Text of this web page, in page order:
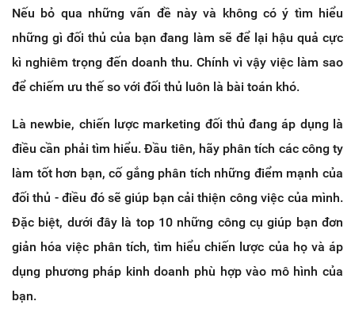
Nếu bỏ qua những vấn đề này và không có ý tìm hiểu
những gì đối thủ của bạn đang làm sẽ để lại hậu quả cực
kì nghiêm trọng đến doanh thu. Chính vì vậy việc làm sao
để chiếm ưu thế so với đối thủ luôn là bài toán khó.
Là newbie, chiến lược marketing đối thủ đang áp dụng là
điều cần phải tìm hiểu. Đầu tiên, hãy phân tích các công ty
làm tốt hơn bạn, cố gắng phân tích những điểm mạnh của
đối thủ - điều đó sẽ giúp bạn cải thiện công việc của mình.
Đặc biệt, dưới đây là top 10 những công cụ giúp bạn đơn
giản hóa việc phân tích, tìm hiểu chiến lược của họ và áp
dụng phương pháp kinh doanh phù hợp vào mô hình của
bạn.